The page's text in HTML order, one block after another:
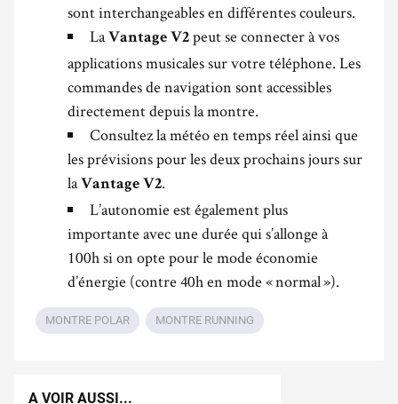
sont interchangeables en différentes couleurs.
La Vantage V2 peut se connecter à vos
applications musicales sur votre téléphone. Les
commandes de navigation sont accessibles
directement depuis la montre.
Consultez la météo en temps réel ainsi que
les prévisions pour les deux prochains jours sur
la Vantage V2.
L’autonomie est également plus
importante avec une durée qui s’allonge à
100h si on opte pour le mode économie
d’énergie (contre 40h en mode « normal »).
MONTRE POLAR MONTRE RUNNING
A VOIR AUSSI...